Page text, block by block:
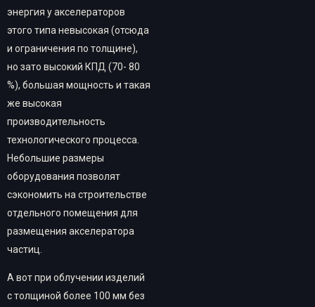
энергия у акселераторов
этого типа невысокая (отсюда
и ограничения по толщине),
но зато высокий КПД (70- 80
%), большая мощность и такая
же высокая
производительность
технологического процесса.
Небольшие размеры
оборудования позволят
сэкономить на строительстве
отдельного помещения для
размещения акселератора
частиц.
А вот при облучении изделий
с толщиной более 100 мм без